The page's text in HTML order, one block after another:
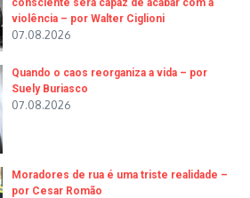
violência – por Walter Ciglioni
07.08.2026
Quando o caos reorganiza a vida – por
Suely Buriasco
07.08.2026
Moradores de rua é uma triste realidade –
por Cesar Romão